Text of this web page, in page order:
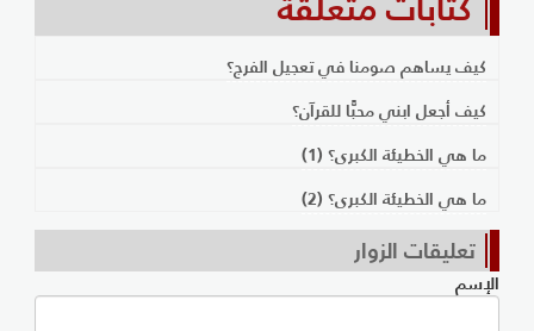
كيف يساهم صومنا في تعجيل الفرج؟
كيف أجعل ابني محبًّا للقرآن؟
ما هي الخطيئة الكبرى؟ (1)
ما هي الخطيئة الكبرى؟ (2)
تعليقات الزوار
الإسم